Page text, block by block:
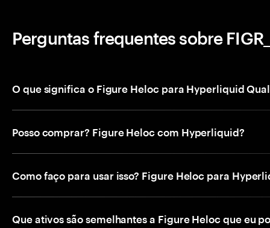
Perguntas frequentes sobre
O que significa o Figure Heloc para Hyperliquid
Posso comprar? Figure Heloc com Hyperliquid?
Como faço para usar isso? Figure Heloc para
Que ativos são semelhantes a Figure Heloc que eu